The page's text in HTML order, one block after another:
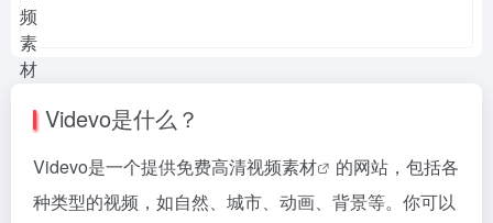
Videvo是什么？
Videvo是一个提供免费高清视频素材
的网站，包括各
种类型的视频，如自然、城市、动画、背景等。你可以